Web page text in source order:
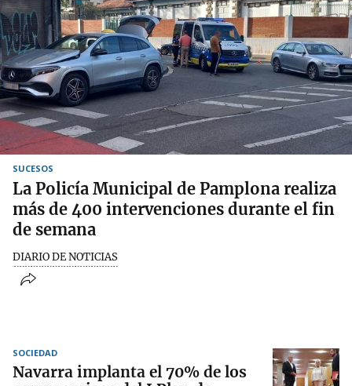
SUCESOS
La Policía Municipal de Pamplona realiza
más de 400 intervenciones durante el fin
de semana
DIARIO DE NOTICIAS
SOCIEDAD
Navarra implanta el 70% de los